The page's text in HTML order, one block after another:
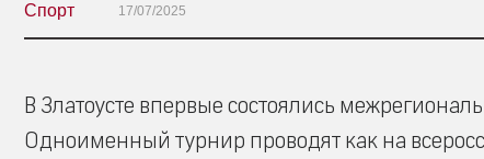
Спорт 17/07/2025
В Златоусте впервые состоялись
Одноименный турнир проводят как на